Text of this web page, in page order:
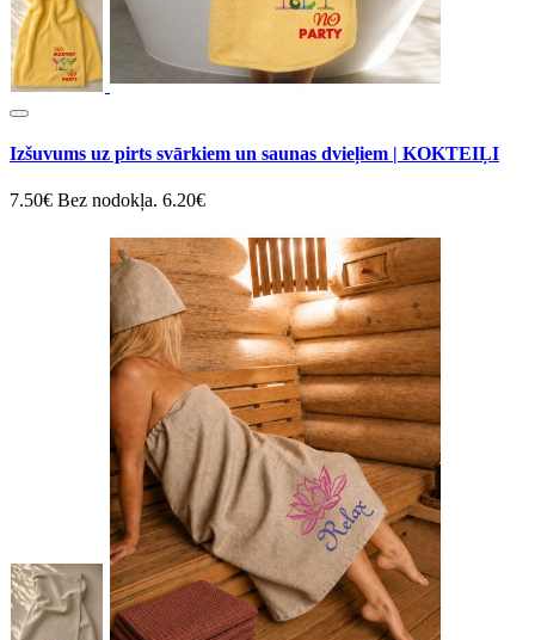
Izšuvums uz pirts svārkiem un saunas dvieļiem | KOKTEIĻI
7.50€ Bez nodokļa. 6.20€